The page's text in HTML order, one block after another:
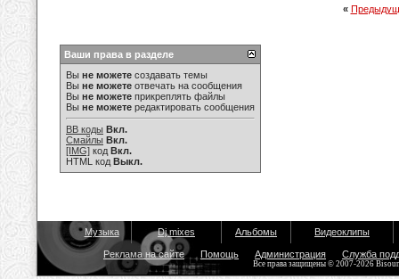
«
Ваши права в разделе
Вы не можете создавать темы
Вы не можете отвечать на сообщения
Вы не можете прикреплять файлы
Вы не можете редактировать сообщения
BB коды Вкл.
Смайлы Вкл.
[IMG] код Вкл.
HTML код Выкл.
Музыка Dj mixes Альбомы Видеоклипы
Реклама на сайте Помощь Администрация Служба
Все права защищены © 2007-2026